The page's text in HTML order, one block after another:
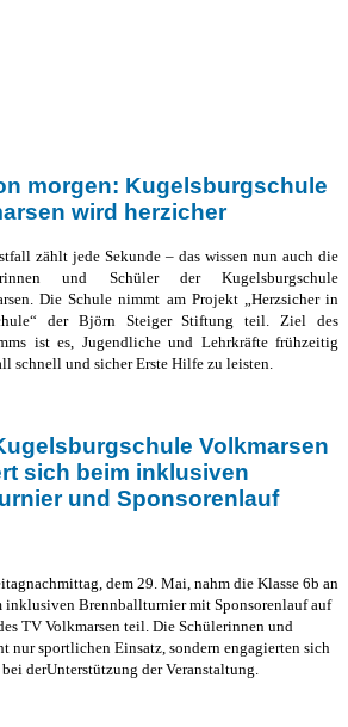
morgen: Kugelsburgschule
wird herzicher
zählt jede Sekunde – das wissen nun auch die
und Schüler der Kugelsburgschule
Die Schule nimmt am Projekt „Herzsicher in
der Björn Steiger Stiftung teil. Ziel des
ist es, Jugendliche und Lehrkräfte frühzeitig
schnell und sicher Erste Hilfe zu leisten.
Volkmarsen
sich beim inklusiven
und Sponsorenlauf
dem 29. Mai, nahm die Klasse 6b an
inklusiven Brennballturnier mit Sponsorenlauf auf
TV Volkmarsen teil. Die Schülerinnen und
nur sportlichen Einsatz, sondern engagierten sich
derUnterstützung der Veranstaltung.